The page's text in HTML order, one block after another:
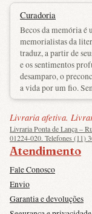
Curadoria
Becos da memória é
memorialistas da
traduz, a partir de
e os sentimentos
desamparo, o
a vida por um fio.
Livraria afetiva.
Livraria Ponta de Lança –
01224-020. Telefones (11)
Atendimento
Fale Conosco
Envio
Garantia e devoluções